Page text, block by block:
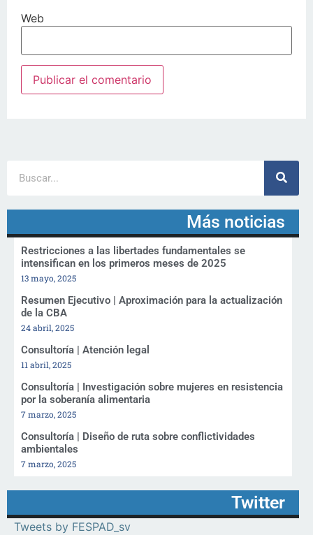
Web
Más noticias
Restricciones a las libertades fundamentales se
intensifican en los primeros meses de 2025
13 mayo, 2025
Resumen Ejecutivo | Aproximación para la actualización
de la CBA
24 abril, 2025
Consultoría | Atención legal
11 abril, 2025
Consultoría | Investigación sobre mujeres en resistencia
por la soberanía alimentaria
7 marzo, 2025
Consultoría | Diseño de ruta sobre conflictividades
ambientales
7 marzo, 2025
Twitter
Tweets by FESPAD_sv